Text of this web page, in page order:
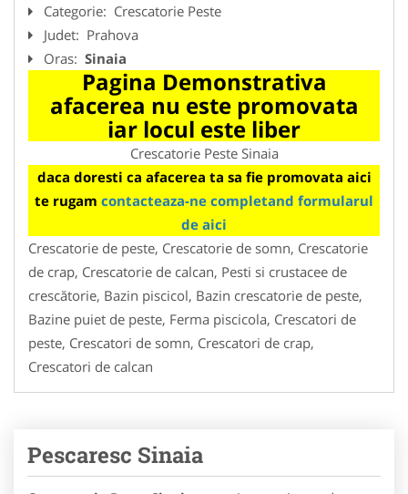
Categorie: Crescatorie Peste
Judet: Prahova
Oras: Sinaia
Pagina Demonstrativa
afacerea nu este promovata
iar locul este liber
Crescatorie Peste Sinaia
daca doresti ca afacerea ta sa fie promovata aici
te rugam contacteaza-ne completand formularul
de aici
Crescatorie de peste, Crescatorie de somn, Crescatorie
de crap, Crescatorie de calcan, Pesti si crustacee de
crescătorie, Bazin piscicol, Bazin crescatorie de peste,
Bazine puiet de peste, Ferma piscicola, Crescatori de
peste, Crescatori de somn, Crescatori de crap,
Crescatori de calcan
Pescaresc Sinaia